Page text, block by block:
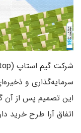
شرکت گیم استاپ (GameStop) اعلام کرد قصد دارد در
سرمایه‌گذاری و
این تصمیم پس از آن
اتفاق آرا طرح خرید